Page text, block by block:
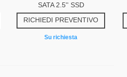
SATA 2.5'' SSD
RICHIEDI PREVENTIVO
Su richiesta